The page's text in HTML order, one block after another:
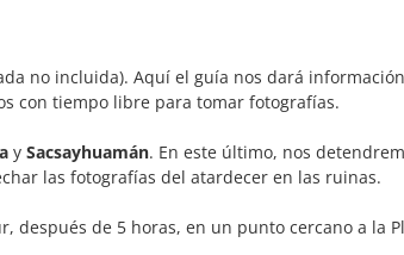
no incluida). Aquí el guía nos dará
con tiempo libre para tomar fotografías.
y Sacsayhuamán. En este último, nos
las fotografías del atardecer en las ruinas.
después de 5 horas, en un punto cercano a la